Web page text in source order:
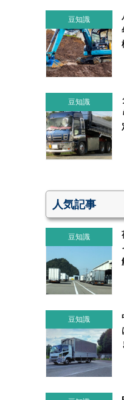
豆知識
豆知識
人気記事
豆知識
豆知識